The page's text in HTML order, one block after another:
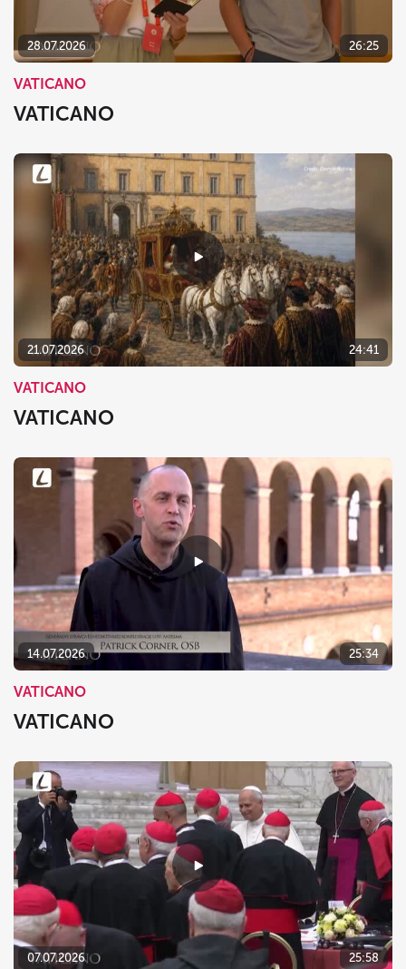
28.07.2026 26:25
VATICANO
VATICANO
21.07.2026 24:41
VATICANO
VATICANO
14.07.2026 25:34
VATICANO
VATICANO
07.07.2026 25:58